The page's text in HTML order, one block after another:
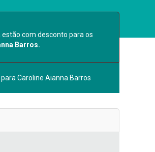
com desconto para os
Barros.
Caroline Aianna Barros